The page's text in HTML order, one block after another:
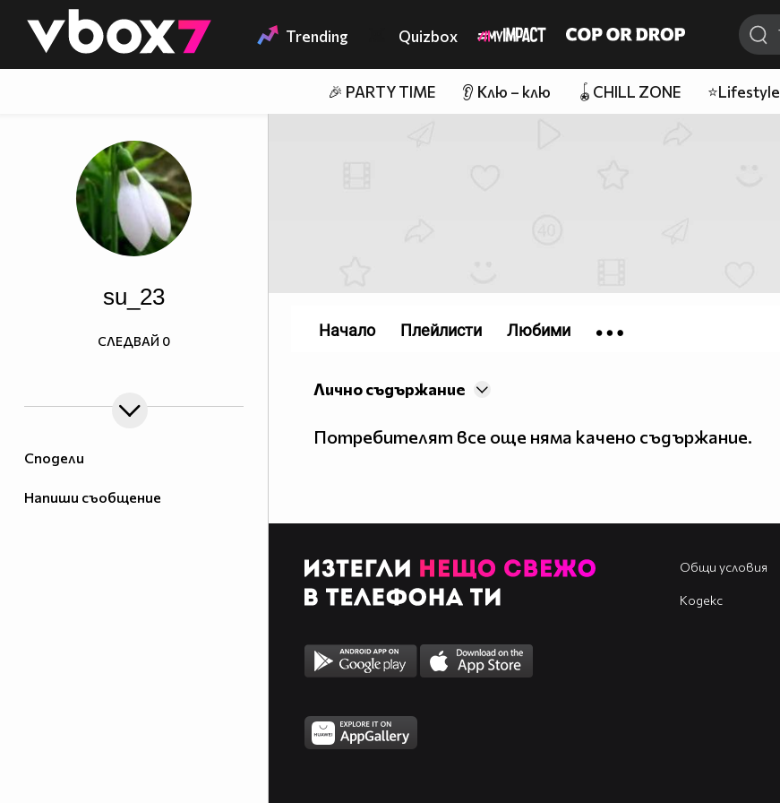
👾 Trending Quizbox
🎉 PARTY TIME 👂 Клю – клю 🪀CHILL ZONE ⭐Lifestyle
Сподели
Напиши съобщение
su_23
СЛЕДВАЙ 0
Лично съдържание
Потребителят все още няма качено съдържание.
Начало Плейлисти Любими
Общи условия
Кодекс